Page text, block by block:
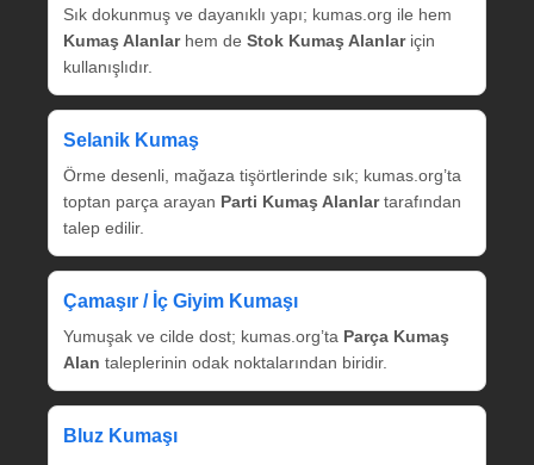
Sık dokunmuş ve dayanıklı yapı; kumas.org ile hem
Kumaş Alanlarhem de Stok Kumaş Alanlariçin
kullanışlıdır.
Selanik Kumaş
Örme desenli, mağaza tişörtlerinde sık; kumas.org’ta
toptan parça arayan Parti Kumaş Alanlartarafından
talep edilir.
Çamaşır / İç Giyim Kumaşı
Yumuşak ve cilde dost; kumas.org’ta Parça Kumaş
Alan taleplerinin odak noktalarından biridir.
Bluz Kumaşı